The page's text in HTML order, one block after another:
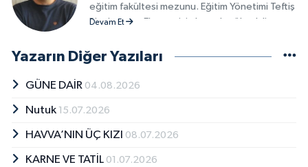
eğitim fakültesi mezunu. Eğitim Yönetimi Teftiş
Planlama ve Ekonomisi alanında yüksek lisans
bölümünü bitirdi. Halen Açık Öğretim Fakültesi
Öykü çalışmalarını Mayıs 2008 yılında kitap
Bakanlığı tarafından yayımlandı. Çeşitli
internet sitelerinde çok sayıda köşe yazıları
yayınlandı.
Devam Et
Yazarın Diğer Yazıları
GÜNE DAİR 04.08.2026
Nutuk 15.07.2026
HAVVA’NIN ÜÇ KIZI 08.07.2026
KARNE VE TATİL 01.07.2026